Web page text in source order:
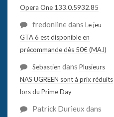
Opera One 133.0.5932.85
fredonlinedans Le jeu
GTA 6 est disponible en
précommande dès 50€ (MAJ)
Sebastien dans Plusieurs
NAS UGREEN sont à prix réduits
lors du Prime Day
Patrick Durieux dans